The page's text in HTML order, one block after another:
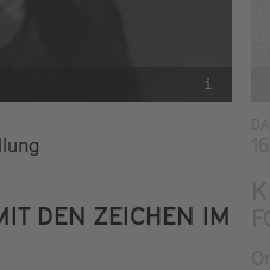
i
DEN ZEICHEN IM